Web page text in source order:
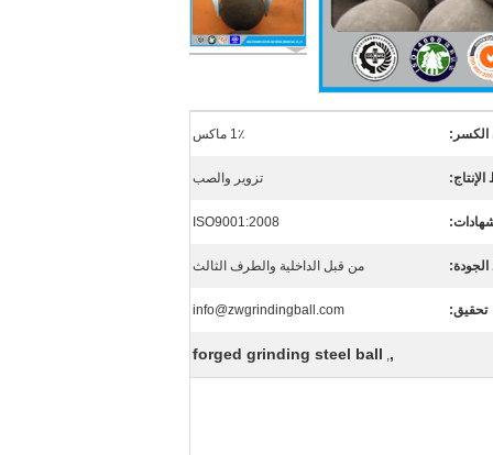
1٪ ماكس
تزوير والصب
ISO9001:2008
من قبل الداخلية والطرف الثالث
تحقيق: info@zwgrindingball.com
,
,
forged grinding steel ball